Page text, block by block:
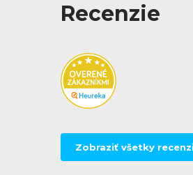
Recenzie
Zobraziť všetky